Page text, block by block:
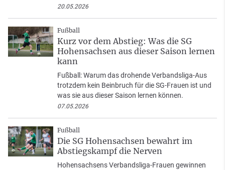
20.05.2026
Fußball
Kurz vor dem Abstieg: Was die SG
Hohensachsen aus dieser Saison lernen
kann
Fußball: Warum das drohende Verbandsliga-Aus
trotzdem kein Beinbruch für die SG-Frauen ist und
was sie aus dieser Saison lernen können.
07.05.2026
Fußball
Die SG Hohensachsen bewahrt im
Abstiegskampf die Nerven
Hohensachsens Verbandsliga-Frauen gewinnen